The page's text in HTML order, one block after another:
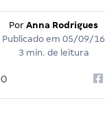
Por Anna Rodrigues
Publicado em 05/09/16
3 min. de leitura
0